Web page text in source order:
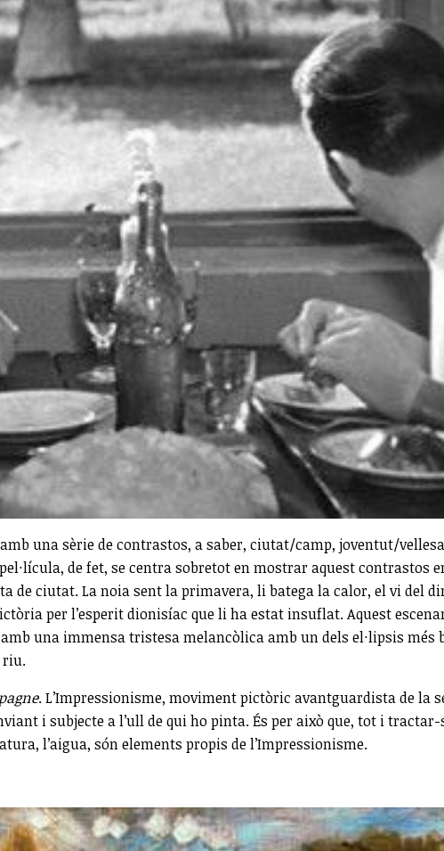
una sèrie de contrastos, a saber, ciutat/camp, joventut/
de fet, se centra sobretot en mostrar aquest contrastos
de ciutat. La noia sent la primavera, li batega la calor, el vi del
per l’esperit dionisíac que li ha estat insuflat. Aquest
una immensa tristesa melancòlica amb un dels el·lipsis
riu.
. L’Impressionisme, moviment pictòric avantguardista de la
i subjecte a l’ull de qui ho pinta. És per això que, tot i
l’aigua, són elements propis de l’Impressionisme.